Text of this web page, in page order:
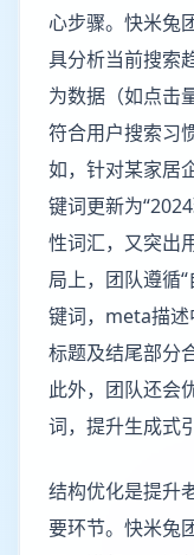
心步骤。快米兔
具分析当前搜索
为数据（如点击
符合用户搜索习
如，针对某家居
键词更新为
性词汇，又突出
局上，团队遵循
键词，meta描
标题及结尾部分
此外，团队还会
词，提升生成式
结构优化是提升
要环节。快米兔